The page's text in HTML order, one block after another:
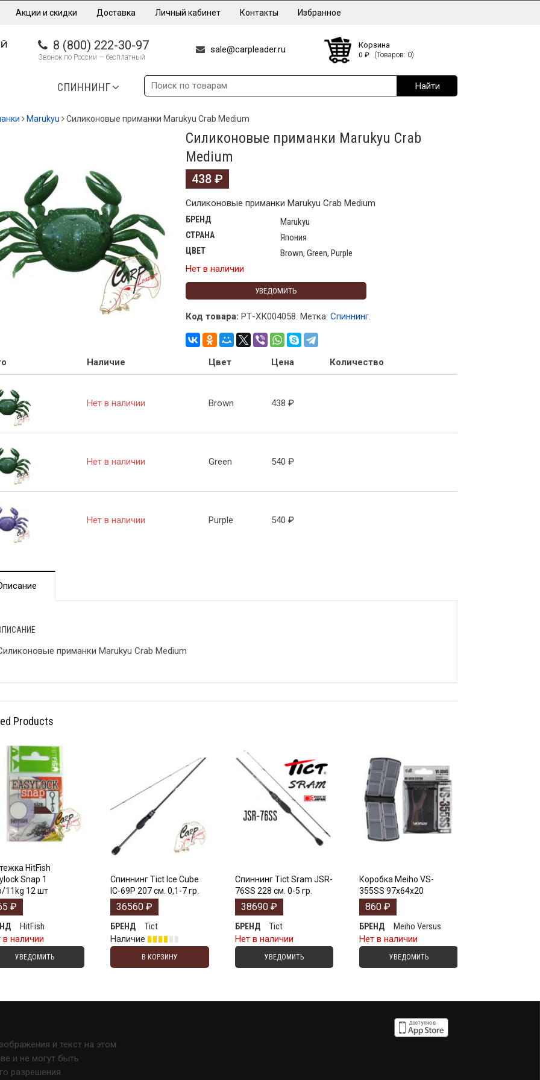
Акции и скидки Доставка Личный кабинет Контакты Избранное
8 (800) 222-30-97
Звонок по России — бесплатный
sale@carpleader.ru Корзина
0 ₽ (Товаров: 0)
СПИННИНГ
Marukyu Силиконовые приманки Marukyu Crab Medium
Силиконовые приманки Marukyu Crab
Medium
438 ₽
Силиконовые приманки Marukyu Crab Medium
БРЕНД Marukyu
СТРАНА Япония
ЦВЕТ
Brown, Green, Purple
Нет в наличии
УВЕДОМИТЬ
Код товара: РТ-ХК004058. Метка: Спиннинг.
Наличие Цвет Цена Количество
Нет в наличии Brown 438 ₽
Нет в наличии Green 540 ₽
Нет в наличии Purple 540 ₽
приманки Marukyu Crab Medium
Products
HitFish
Snap 1
11kg 12 шт
₽
HitFish
в наличии
УВЕДОМИТЬ
Спиннинг Tict Ice Cube
IC-69P 207 см. 0,1-7 гр.
36560 ₽
БРЕНД
Tict
Наличие
В КОРЗИНУ
Спиннинг Tict Sram JSR-
76SS 228 см. 0-5 гр.
38690 ₽
БРЕНД
Tict
Нет в наличии
УВЕДОМИТЬ
Коробка Meiho VS-
355SS 97х64х20
860₽
БРЕНД
Meiho Versus
Нет в наличии
УВЕДОМИТЬ
и текст на этом
и не могут быть
разрешения.